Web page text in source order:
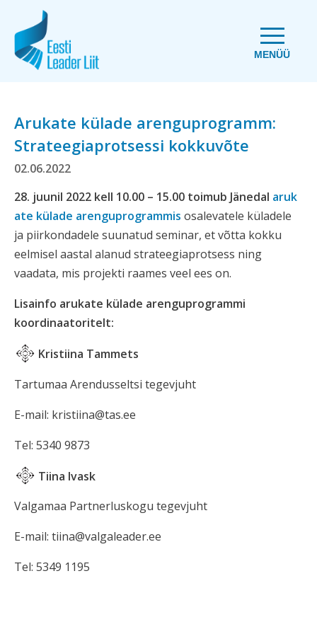
MENÜÜ
Arukate külade arenguprogramm:
Strateegiaprotsessi kokkuvõte
02.06.2022
28. juunil 2022 kell 10.00 – 15.00 toimub Jänedal aruk
ate külade arenguprogrammis osalevatele küladele
ja piirkondadele suunatud seminar, et võtta kokku
eelmisel aastal alanud strateegiaprotsess ning
vaadata, mis projekti raames veel ees on.
Lisainfo arukate külade arenguprogrammi
koordinaatoritelt:
Kristiina Tammets
Tartumaa Arendusseltsi tegevjuht
E-mail: kristiina@tas.ee
Tel: 5340 9873
Tiina Ivask
Valgamaa Partnerluskogu tegevjuht
E-mail: tiina@valgaleader.ee
Tel: 5349 1195